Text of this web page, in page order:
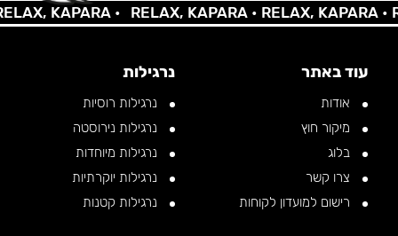
KAPARA • RELAX, KAPARA •RELAX, KAPARA •
עוד באתר
אודות
מיקור חוץ
בלוג
צרו קשר
רישום למועדון לקוחות
נרגילות
נרגילות רוסיות
נרגילות נירוסטה
נרגילות מיוחדות
נרגילות יוקרתיות
נרגילות קטנות